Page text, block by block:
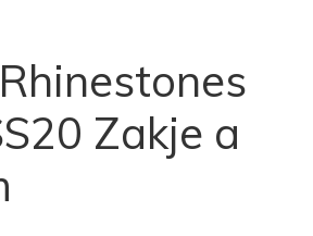
Zakje a